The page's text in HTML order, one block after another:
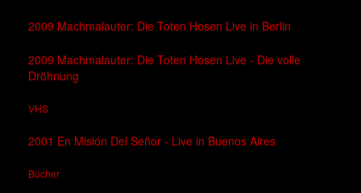
2009 Machmalauter: Die Toten Hosen Live in Berlin
2009 Machmalauter: Die Toten Hosen Live - Die volle
Dröhnung
VHS
2001 En Misión Del Señor - Live in Buenos Aires
Bücher